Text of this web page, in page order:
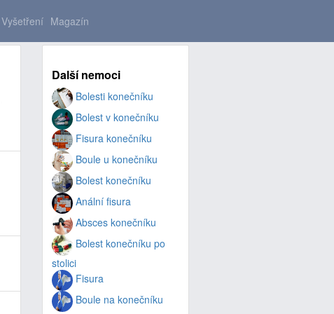
Vyšetření Magazín
Další nemoci
Bolesti konečníku
Bolest v konečníku
Fisura konečníku
Boule u konečníku
Bolest konečníku
Anální fisura
Absces konečníku
Bolest konečníku po
stolici
Fisura
Boule na konečníku